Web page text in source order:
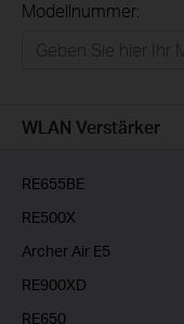
Businessanwender
Modellnummer:
WLAN Verstärker
RE655BE
RE500X
Archer Air E5
RE900XD
RE650